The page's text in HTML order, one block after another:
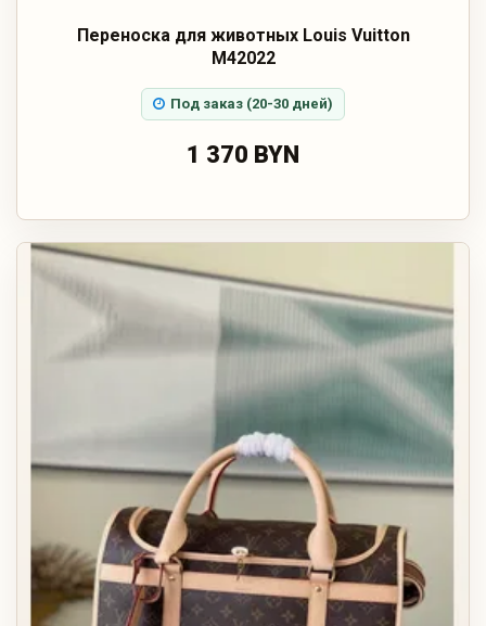
Переноска для животных Louis Vuitton
M42022
Под заказ (20-30 дней)
1 370 BYN